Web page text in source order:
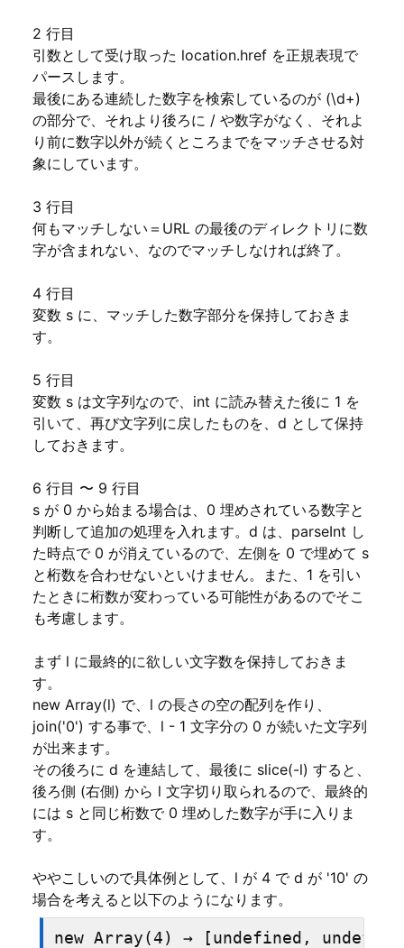
2 行目
引数として受け取った location.href を正規表現で
パースします。
最後にある連続した数字を検索しているのが (\d+)
の部分で、それより後ろに / や数字がなく、それよ
り前に数字以外が続くところまでをマッチさせる対
象にしています。
3 行目
何もマッチしない＝URL の最後のディレクトリに数
字が含まれない、なのでマッチしなければ終了。
4 行目
変数 s に、マッチした数字部分を保持しておきま
す。
5 行目
変数 s は文字列なので、int に読み替えた後に 1 を
引いて、再び文字列に戻したものを、d として保持
しておきます。
6 行目 〜 9 行目
s が 0 から始まる場合は、0 埋めされている数字と
判断して追加の処理を入れます。d は、parseInt し
た時点で 0 が消えているので、左側を 0 で埋めて s
と桁数を合わせないといけません。また、1 を引い
たときに桁数が変わっている可能性があるのでそこ
も考慮します。
まず l に最終的に欲しい文字数を保持しておきま
す。
new Array(l) で、l の長さの空の配列を作り、
join('0') する事で、l - 1 文字分の 0 が続いた文字列
が出来ます。
その後ろに d を連結して、最後に slice(-l) すると、
後ろ側 (右側) から l 文字切り取られるので、最終的
には s と同じ桁数で 0 埋めした数字が手に入りま
す。
ややこしいので具体例として、l が 4 で d が '10' の
場合を考えると以下のようになります。
new Array(4) → [undefined,